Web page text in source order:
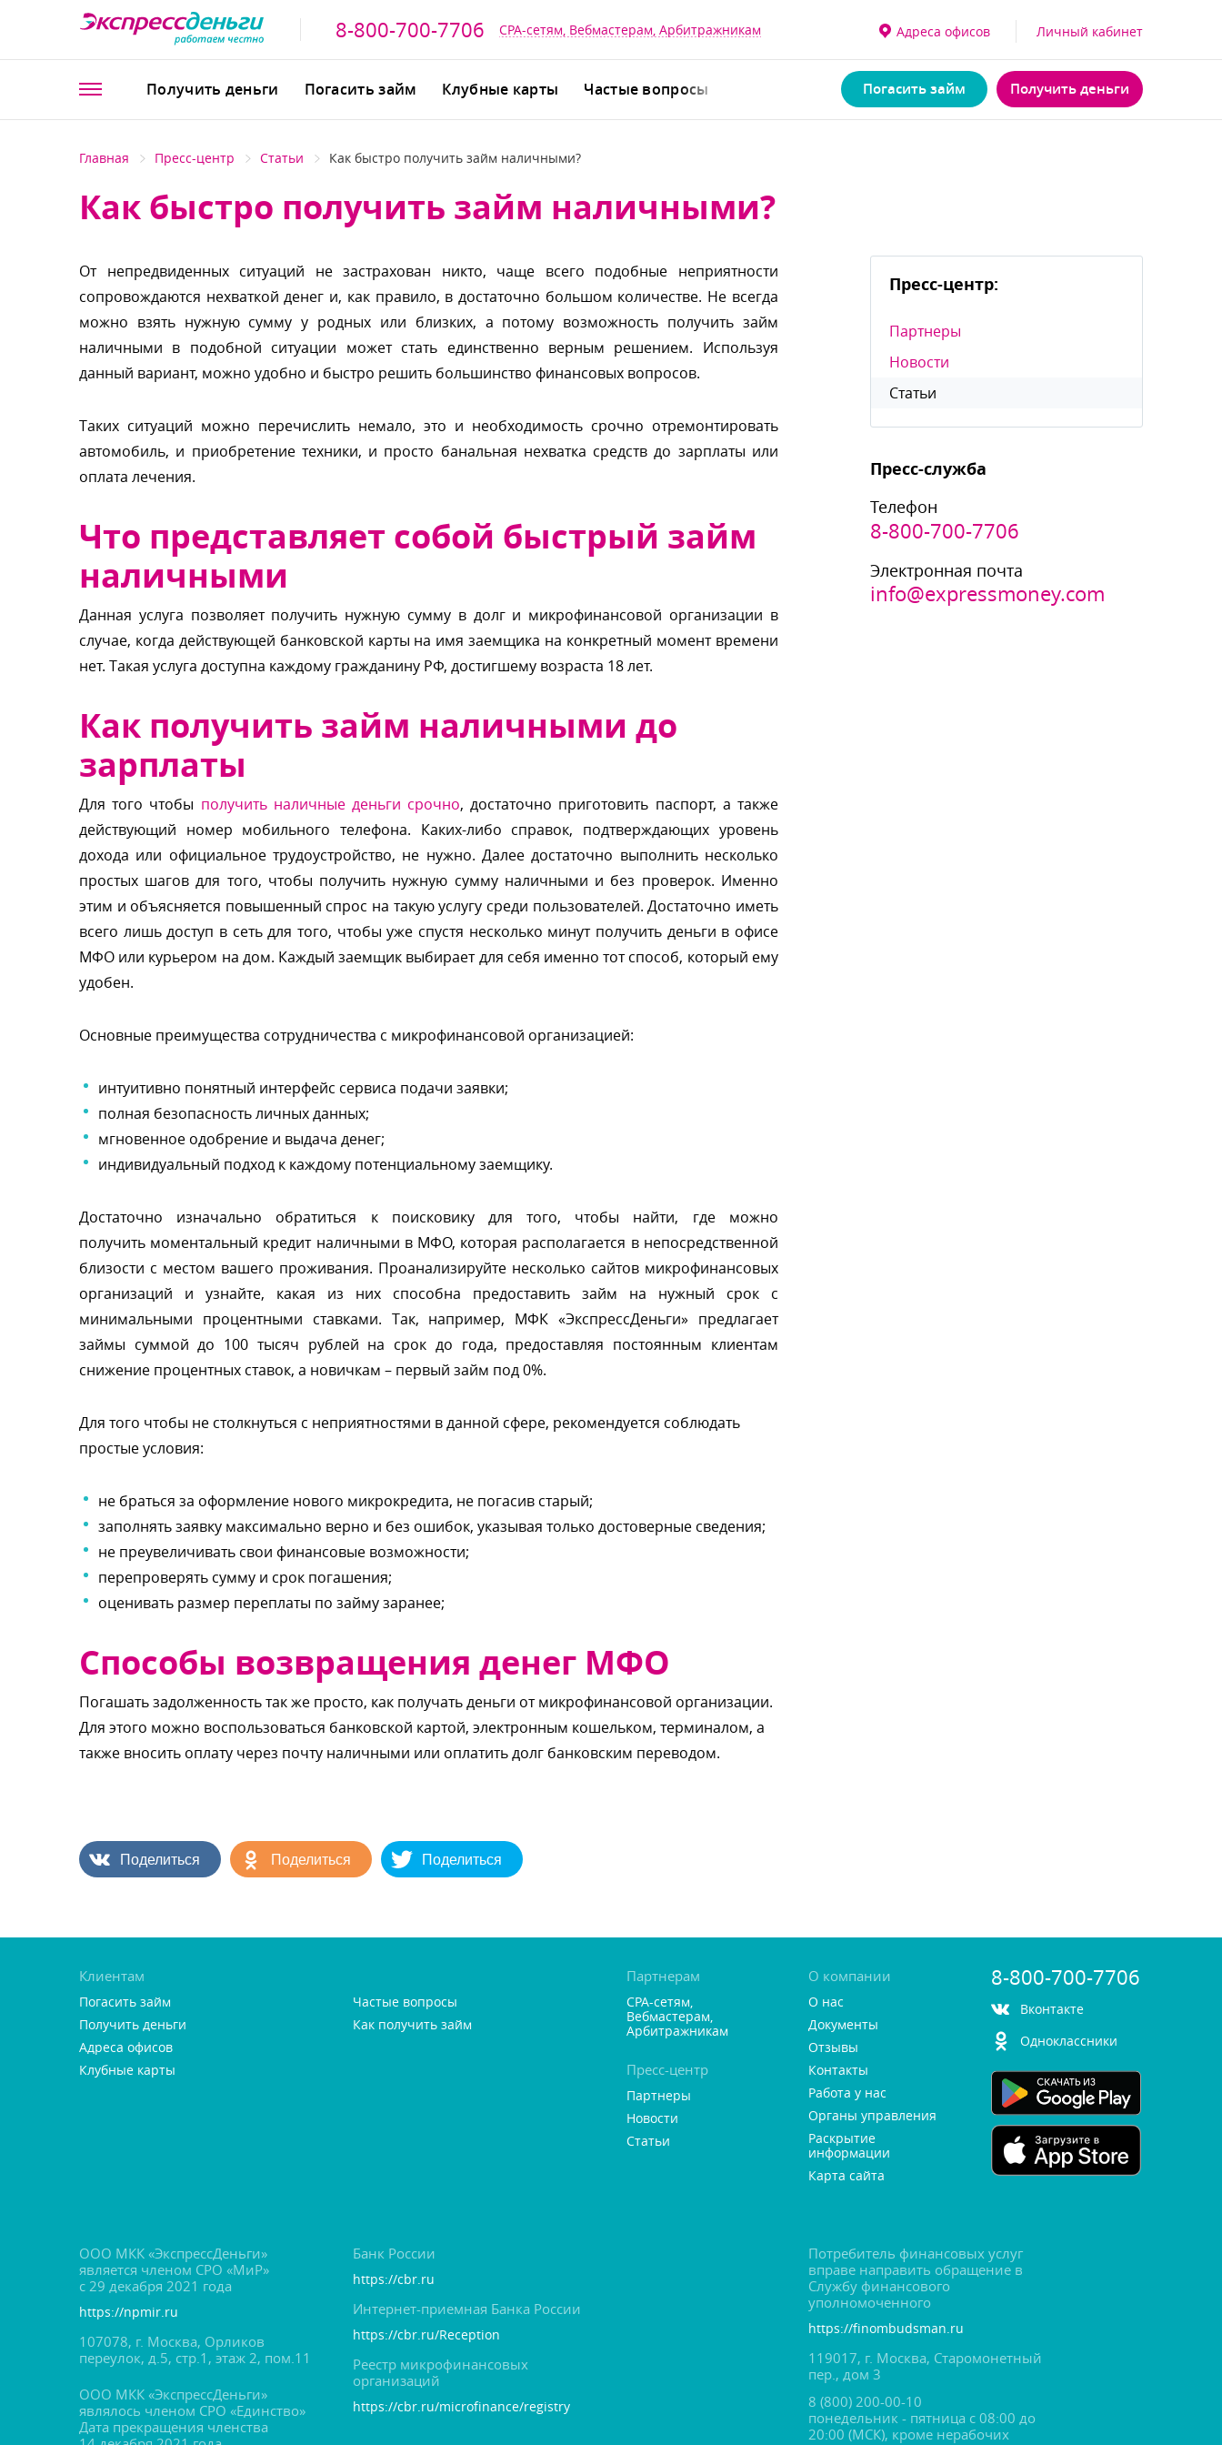
8-800-700-7706 CPA-сетям, Вебмастерам, Арбитражникам Адреса офисо Личный кабинет
Получить деньги Погасить займ Клубные карты Частые вопросы Получить деньги
Погасить займ
Главная Пресс-центр Статьи Как быстро получить займ наличными?
Как быстро получить займ наличными?
От непредвиденных ситуаций не застрахован никто, чаще всего подобные неприятности
сопровождаются нехваткой денег и, как правило, в достаточно большом количестве. Не всегда
можно взять нужную сумму у родных или близких, а потому возможность получить займ
наличными в подобной ситуации может стать единственно верным решением. Используя
данный вариант, можно удобно и быстро решить большинство финансовых вопросов.
Таких ситуаций можно перечислить немало, это и необходимость срочно отремонтировать
автомобиль, и приобретение техники, и просто банальная нехватка средств до зарплаты или
оплата лечения.
Что представляет собой быстрый займ
наличными
Данная услуга позволяет получить нужную сумму в долг и микрофинансовой организации
случае, когда действующей банковской карты на имя заемщика на конкретный момент времени
нет. Такая услуга доступна каждому гражданину РФ, достигшему возраста 18 лет.
Как получить займ наличными до
зарплаты
Для того чтобы получить наличные деньги срочно, достаточно приготовить паспорт, а также
действующий номер мобильного телефона. Каких-либо справок, подтверждающих уровень
дохода или официальное трудоустройство, не нужно. Далее достаточно выполнить несколько
простых шагов для того, чтобы получить нужную сумму наличными и без проверок. Именно
этим и объясняется повышенный спрос на такую услугу среди пользователей. Достаточно иметь
сего лишь доступ в сеть для того, чтобы уже спустя несколько минут получить деньги в офисе
МФО или курьером на дом. Каждый заемщик выбирает для себя именно тот способ, который ему
удобен.
Основные преимущества сотрудничества с микрофинансовой организацией:
интуитивно понятный интерфейс сервиса подачи заявки;
полная безопасность личных данных;
мгновенное одобрение и выдача денег;
индивидуальный подход к каждому потенциальному заемщику.
Достаточно изначально обратиться к поисковику для того, чтобы найти, где можно
получить моментальный кредит наличными в МФО, которая располагается в непосредственной
лизости с местом вашего проживания. Проанализируйте несколько сайтов микрофинансовых
организаций и узнайте, какая из них способна предоставить займ на нужный срок с
минимальными процентными ставками. Так, например, МФК «ЭкспрессДеньги» предлагает
займы суммой до 100 тысяч рублей на срок до года, предоставляя постоянным клиентам
снижение процентных ставок, а новичкам – первый займ под 0%.
Для того чтобы не столкнуться с неприятностями в данной сфере, рекомендуется соблюдать
простые условия:
не браться за оформление нового микрокредита, не погасив старый;
заполнять заявку максимально верно и без ошибок, указывая только достоверные сведения;
не преувеличивать свои финансовые возможности;
перепроверять сумму и срок погашения;
оценивать размер переплаты по займу заранее;
Способы возвращения денег МФО
Погашать задолженность так же просто, как получать деньги от микрофинансовой организации.
Для этого можно воспользоваться банковской картой, электронным кошельком, терминалом, а
также вносить оплату через почту наличными или оплатить долг банковским переводом.
Поделиться Поделиться Поделиться
Пресс-центр:
Партнеры
Новости
Статьи
Пресс-служба
Телефон
8-800-700-7706
Электронная почта
info@expressmoney.com
Клиентам
Погасить займ
Получить деньги
Адреса офисо
Клубные карты
Частые вопросы
Как получить займ
Партнерам
CPA-сетям,
ебмастерам,
Арбитражникам
Пресс-центр
Партнеры
Новости
Статьи
О компании
О нас
Документы
Отзывы
Контакты
Работа у нас
Органы управления
Раскрытие
информации
Карта сайта
8-800-700-7706
контакте
Одноклассники
ООО МКК «ЭкспрессДеньги»
является членом СРО «МиР»
с 29 декабря 2021 года
https://npmir.ru
107078, г. Москва, Орлико
переулок, д.5, стр.1, этаж 2, пом.11
ООО МКК «ЭкспрессДеньги»
являлось членом СРО «Единство»
Дата прекращения членства
Банк России
https://cbr.ru
Интернет-приемная Банка России
https://cbr.ru/Reception
Реестр микрофинансовых
организаций
https://cbr.ru/microfinance/registry
Потребитель финансовых услу
праве направить обращение
Службу финансового
уполномоченного
https://finombudsman.ru
119017, г. Москва, Старомонетный
пер., дом 3
8 (800) 200-00-10
понедельник - пятница с 08:00 до
20:00 (МСК), кроме нерабочих